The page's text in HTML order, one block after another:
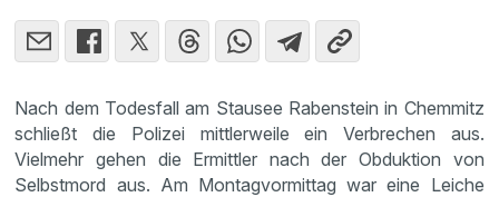
Nach dem Todesfall am Stausee Rabenstein in Chemmitz
schließt die Polizei mittlerweile ein Verbrechen aus.
Vielmehr gehen die Ermittler nach der Obduktion von
Selbstmord aus. Am Montagvormittag war eine Leiche